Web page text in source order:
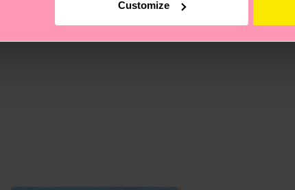
Customize
im ArtikelRetourenfindest du die am